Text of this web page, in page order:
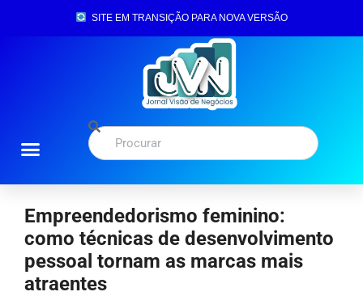
SITE EM TRANSIÇÃO PARA NOVA VERSÃO
Empreendedorismo feminino:
como técnicas de desenvolvimento
pessoal tornam as marcas mais
atraentes